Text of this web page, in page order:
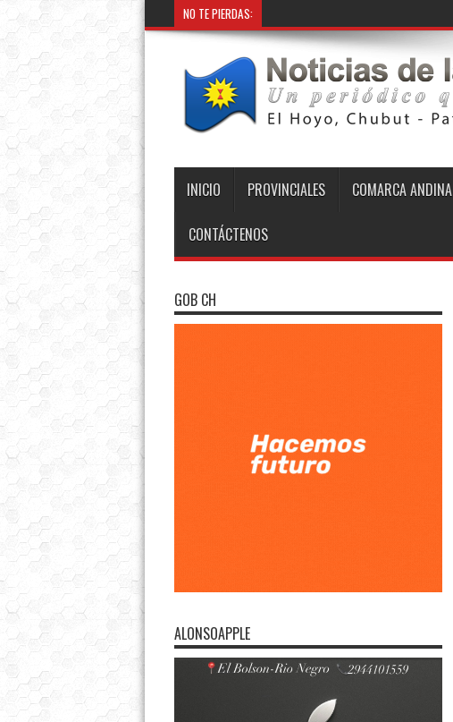
NO TE PIERDAS:
INICIO PROVINCIALES COMARCA ANDINA
CONTÁCTENOS
GOB CH
ALONSOAPPLE